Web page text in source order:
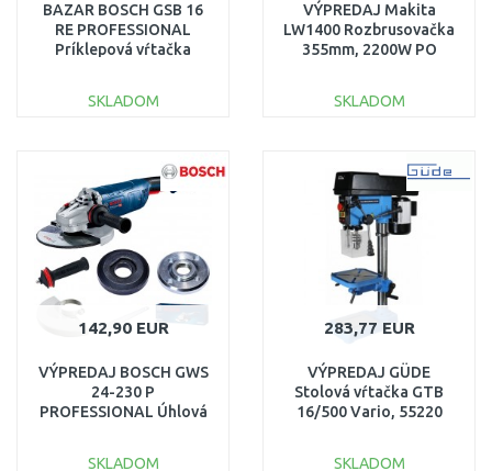
BAZAR BOSCH GSB 16
RE PROFESSIONAL
Príklepová vŕtačka
SKLADOM
Porovnať
VÝPREDAJ Makita
LW1400 Rozbrusovačka
355mm, 2200W PO
SKLADOM
Porovnať
142,90 EUR
VÝPREDAJ BOSCH GWS
24-230 P
PROFESSIONAL Úhlová
SKLADOM
283,77 EUR
VÝPREDAJ GÜDE
Stolová vŕtačka GTB
16/500 Vario, 55220
SKLADOM